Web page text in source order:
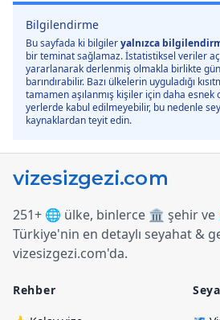
Bilgilendirme
Bu sayfada ki bilgileryalnızca
bir teminat sağlamaz. İstatistiksel veriler
yararlanarak derlenmiş olmakla birlikte
barındırabilir. Bazı ülkelerin uyguladığı
tamamen aşılanmış kişiler için daha esnek
yerlerde kabul edilmeyebilir, bu nedenle
kaynaklardan teyit edin.
251+ 🌐 ülke, binlerce 🏛️ şehir
Türkiye'nin en detaylı seyahat &
vizesizgezi.com'da.
Rehber